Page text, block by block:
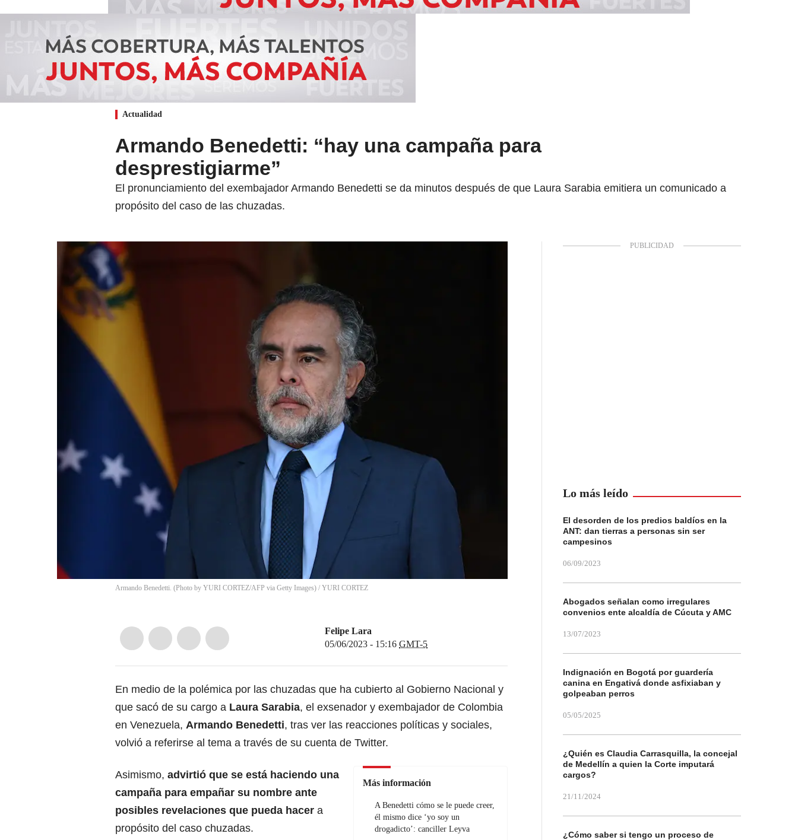
Actualidad
Armando Benedetti: “hay una campaña para
desprestigiarme”
El pronunciamiento del exembajador Armando Benedetti se da minutos después de que Laura Sarabia emitiera un comunicado a
propósito del caso de las chuzadas.
Armando Benedetti. (Photo by YURI CORTEZ/AFP via Getty Images) / YURI CORTEZ
Felipe Lara
05/06/2023 - 15:16 GMT-5
En medio de la polémica por las chuzadas que ha cubierto al Gobierno Nacional y
que sacó de su cargo a Laura Sarabia, el exsenador y exembajador de Colombia
en Venezuela, Armando Benedetti, tras ver las reacciones políticas y sociales,
volvió a referirse al tema a través de su cuenta de Twitter.
Más información
A Benedetti cómo se le puede creer,
él mismo dice ‘yo soy un
drogadicto’: canciller Leyva
Asimismo, advirtió que se está haciendo una
campaña para empañar su nombre ante
posibles revelaciones que pueda hacer a
propósito del caso chuzadas.
Lo más leído
El desorden de los predios baldíos en la
ANT: dan tierras a personas sin ser
campesinos
06/09/2023
Abogados señalan como irregulares
convenios ente alcaldía de Cúcuta y AMC
13/07/2023
Indignación en Bogotá por guardería
canina en Engativá donde asfixiaban y
golpeaban perros
05/05/2025
¿Quién es Claudia Carrasquilla, la concejal
de Medellín a quien la Corte imputará
cargos?
21/11/2024
¿Cómo saber si tengo un proceso de